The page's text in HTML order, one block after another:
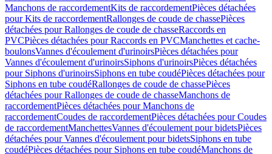
Manchons de raccordementKits de raccordementPièces détachées
pour Kits de raccordementRallonges de coude de chassePièces
détachées pour Rallonges de coude de chasseRaccords en
PVCPièces détachées pour Raccords en PVCManchettes et cache-
boulonsVannes d'écoulement d'urinoirsPièces détachées pour
Vannes d'écoulement d'urinoirsSiphons d'urinoirsPièces détachées
pour Siphons d'urinoirsSiphons en tube coudéPièces détachées pour
Siphons en tube coudéRallonges de coude de chassePièces
détachées pour Rallonges de coude de chasseManchons de
raccordementPièces détachées pour Manchons de
raccordementCoudes de raccordementPièces détachées pour Coudes
de raccordementManchettesVannes d'écoulement pour bidetsPièces
détachées pour Vannes d'écoulement pour bidetsSiphons en tube
coudéPièces détachées pour Siphons en tube coudéManchons de